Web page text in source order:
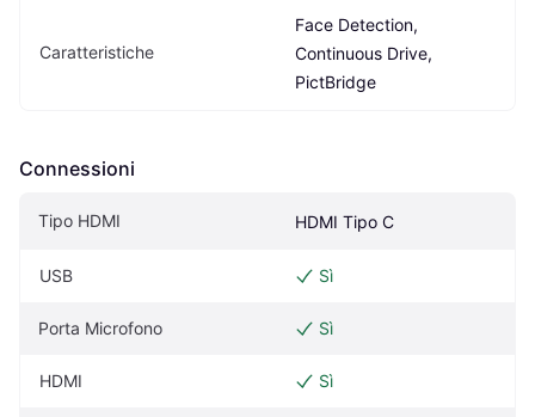
Caratteristiche
Face Detection,
Continuous Drive,
PictBridge
Connessioni
Tipo HDMI HDMI Tipo C
USB Sì
Porta Microfono Sì
HDMI Sì